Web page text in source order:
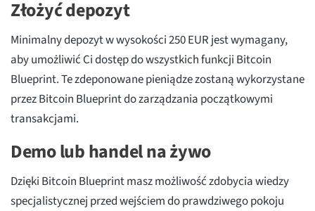
Złożyć depozyt
Minimalny depozyt w wysokości 250 EUR jest wymagany,
aby umożliwić Ci dostęp do wszystkich funkcji Bitcoin
Blueprint. Te zdeponowane pieniądze zostaną wykorzystane
przez Bitcoin Blueprint do zarządzania początkowymi
transakcjami.
Demo lub handel na żywo
Dzięki Bitcoin Blueprint masz możliwość zdobycia wiedzy
specjalistycznej przed wejściem do prawdziwego pokoju